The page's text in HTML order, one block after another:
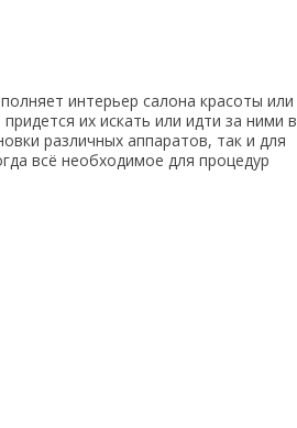
интерьер салона красоты или
их искать или идти за ними в
различных аппаратов, так и для
всё необходимое для процедур